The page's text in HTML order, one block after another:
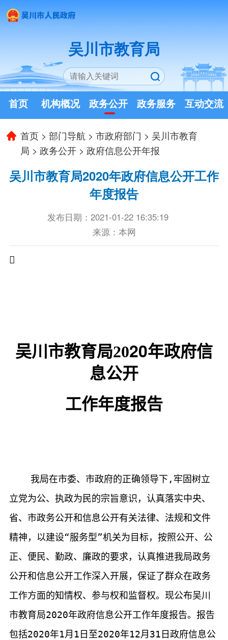
吴川市教育局
首页 机构概况 政务公开 政务服务 互动交流
首页 >部门导航 >市政府部门 > 吴川市教育
局 >政务公开 >政府信息公开年报
吴川市教育局2020年政府信息公开工作
年度报告
发布日期：2021-01-22 16:35:19
来源：本网

吴川市教育局2020年政府信
息公开
工作年度报告
我局在市委、市政府的正确领导下 , 牢固树立
立党为公、执政为民的宗旨意识，认真落实中央、
省、市政务公开和信息公开有关法律、法规和文件
精神，以建设“服务型”机关为目标，按照公开、公
正、便民、勤政、廉政的要求，认真推进我局政务
公开和信息公开工作深入开展，保证了群众在政务
工作方面的知情权、参与权和监督权。 现公布吴川
市教育局2020年政府信息公开工作年度报告。报告
包括2020年1月 1日至2020年12月 31日政府信息公